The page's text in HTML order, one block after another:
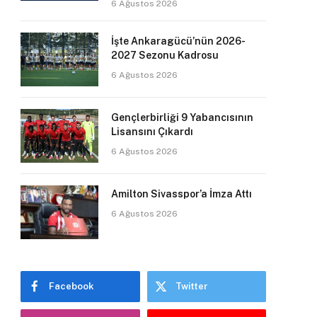
6 Ağustos 2026
İşte Ankaragücü’nün 2026-
2027 Sezonu Kadrosu
6 Ağustos 2026
Gençlerbirliği 9 Yabancısının
Lisansını Çıkardı
6 Ağustos 2026
Amilton Sivasspor’a İmza Attı
6 Ağustos 2026
Facebook Twitter